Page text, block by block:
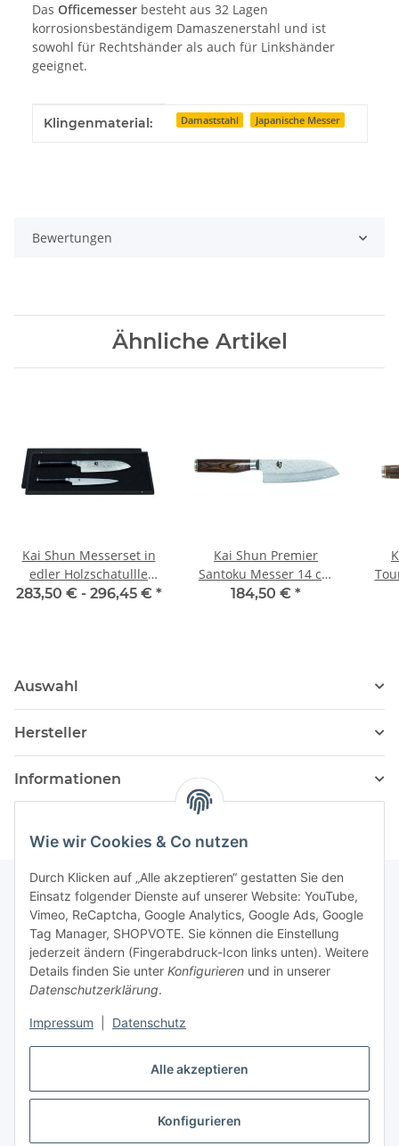
Alle akzeptieren
Konfigurieren
Wie wir Cookies & Co nutzen
Durch Klicken auf „Alle akzeptieren“ gestatten Sie den
Einsatz folgender Dienste auf unserer Website: YouTube,
Vimeo, ReCaptcha, Google Analytics, Google Ads, Google
Tag Manager, SHOPVOTE. Sie können die Einstellung
jederzeit ändern (Fingerabdruck-Icon links unten). Weitere
Details finden Sie unter Konfigurieren und in unserer
Datenschutzerklärung.
Impressum Datenschutz
Das Officemesser besteht aus 32 Lagen
korrosionsbeständigem Damaszenerstahl und ist
sowohl für Rechtshänder als auch für Linkshänder
geeignet.
Produkteigenschaft
Wert
Klingenmaterial: Damaststahl Japanische Messer
Bewertungen
Ähnliche Artikel
Kai Shun Messerset in
edler Holzschatullle
(inkl. DM-0701 + DM-
283,50 € - 296,45 € *
Kai Shun Premier
Santoku Messer 14 cm
Tim Mälzer Edition
184,50 € *
Auswahl
Hersteller
Informationen
Newsletter Abonnieren
Bitte senden Sie mir entsprechend Ihrer
Datenschutzerklärungregelmäßig und jederzeit widerruflich
Informationen zu Ihrem Produktsortiment per E-Mail zu.
Abonnieren
Newsletter Abonnieren
Vertrag widerrufen